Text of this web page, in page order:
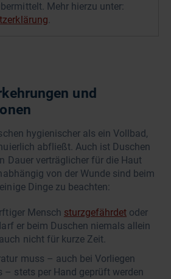
Mehr hierzu unter:
.
und
hygienischer als ein Vollbad,
abfließt. Auch ist Duschen
Dauer verträglicher für die Haut
von der Wunde sind beim
Dinge zu beachten:
Mensch sturzgefährdet oder
er beim Duschen niemals allein
nicht für kurze Zeit.
muss – auch bei Vorliegen
– stets per Hand geprüft werden